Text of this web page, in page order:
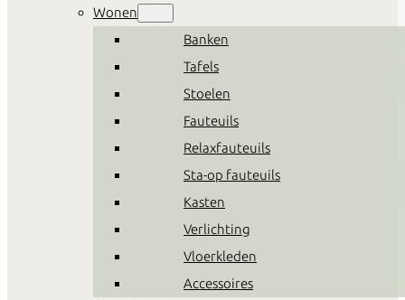
Wonen
Banken
Tafels
Stoelen
Fauteuils
Relaxfauteuils
Sta-op fauteuils
Kasten
Verlichting
Vloerkleden
Accessoires